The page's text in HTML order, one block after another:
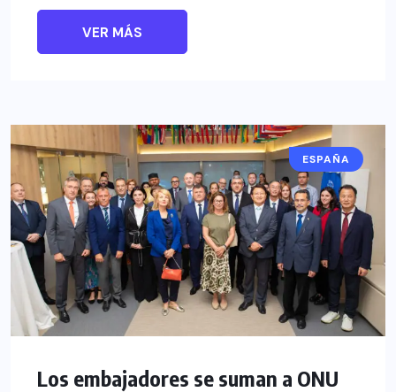
VER MÁS
ESPAÑA
Los embajadores se suman a ONU